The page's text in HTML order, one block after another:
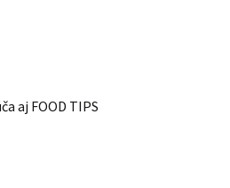
aj FOOD TIPS